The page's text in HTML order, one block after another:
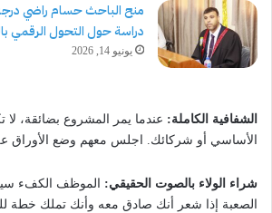
منح الباحث حسام راضي درجة
دراسة حول التحول الرقمي
يونيو 14, 2026
الشفافية الكاملة: عندما يمر المشروع بضائقة،
الأساسي أو شركائك. اجلس معهم وضع الأوراق
شراء الولاء بالصوت الحقيقي: الموظف الكفء
الصعبة إذا شعر أنك صادق معه وأنك تملك خطة